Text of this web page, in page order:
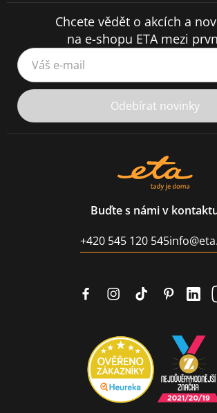
Chcete vědět o akcích a
na e-shopu ETA mezi
Váš e-mail
Odebírat novinky
Buďte s námi v
+420 545 120 545